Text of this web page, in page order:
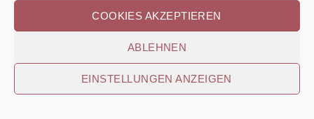
COOKIES AKZEPTIEREN
ABLEHNEN
EINSTELLUNGEN ANZEIGEN© Maria-Gress-Schule Iffezheim